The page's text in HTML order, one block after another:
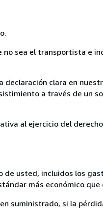
sea el transportista e
clara en
a través de un
al ejercicio del
usted, incluidos los
más económico que
suministrado, si la